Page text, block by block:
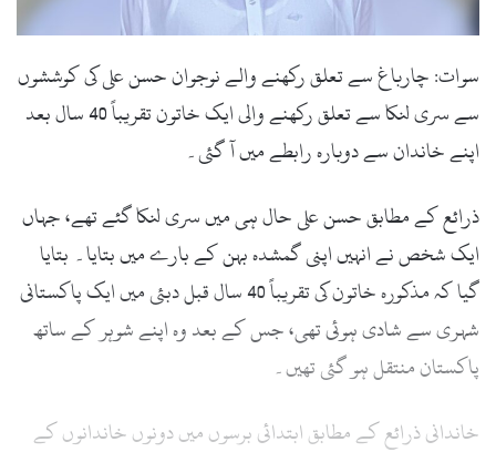
سوات: چارباغ سے تعلق رکھنے والے نوجوان حسن علی کی کوششوں
سے سری لنکا سے تعلق رکھنے والی ایک خاتون تقریباً 40 سال بعد
اپنے خاندان سے دوبارہ رابطے میں آ گئی۔
ذرائع کے مطابق حسن علی حال ہی میں سری لنکا گئے تھے، جہاں
ایک شخص نے انہیں اپنی گمشدہ بہن کے بارے میں بتایا۔ بتایا
گیا کہ مذکورہ خاتون کی تقریباً 40 سال قبل دبئی میں ایک پاکستانی
شہری سے شادی ہوئی تھی، جس کے بعد وہ اپنے شوہر کے ساتھ
پاکستان منتقل ہو گئی تھیں۔
خاندانی ذرائع کے مطابق ابتدائی برسوں میں دونوں خاندانوں کے